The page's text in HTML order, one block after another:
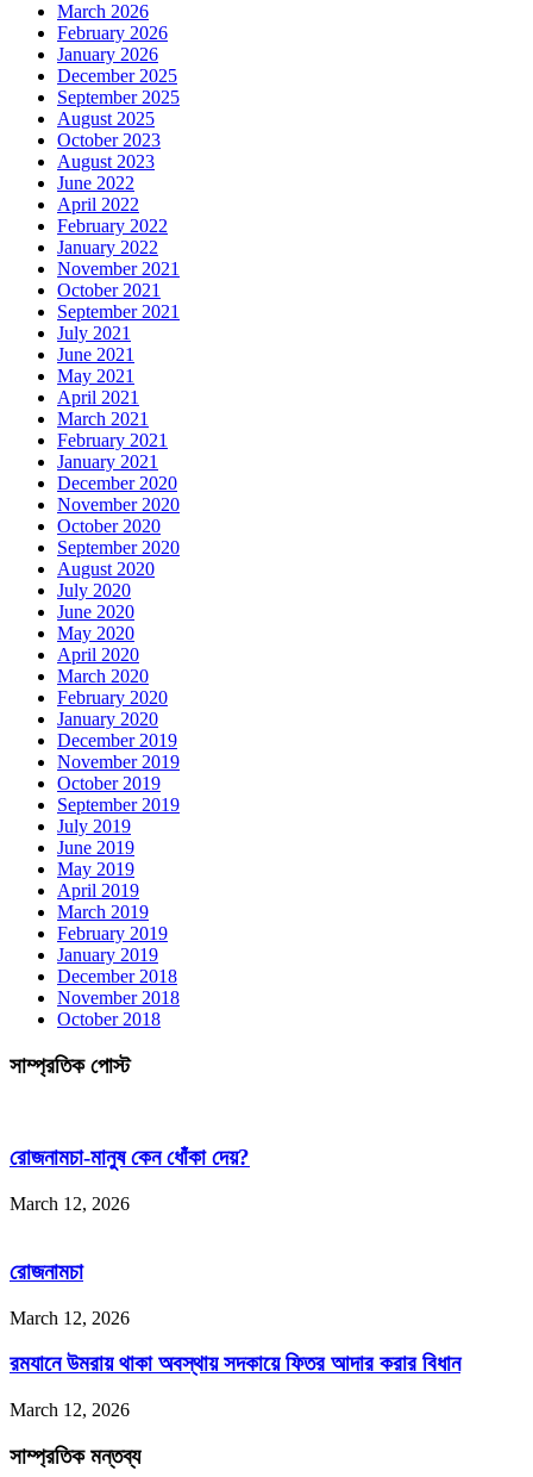
March 2026
February 2026
January 2026
December 2025
September 2025
August 2025
October 2023
August 2023
June 2022
April 2022
February 2022
January 2022
November 2021
October 2021
September 2021
July 2021
June 2021
May 2021
April 2021
March 2021
February 2021
January 2021
December 2020
November 2020
October 2020
September 2020
August 2020
July 2020
June 2020
May 2020
April 2020
March 2020
February 2020
January 2020
December 2019
November 2019
October 2019
September 2019
July 2019
June 2019
May 2019
April 2019
March 2019
February 2019
January 2019
December 2018
November 2018
October 2018
সাম্প্রতিক পোস্ট
রোজনামচা-মানুষ কেন ধোঁকা দেয়?
March 12, 2026
রোজনামচা
March 12, 2026
রমযানে উমরায় থাকা অবস্থায় সদকায়ে ফিতর আদার করার বিধান
March 12, 2026
সাম্প্রতিক মন্তব্য